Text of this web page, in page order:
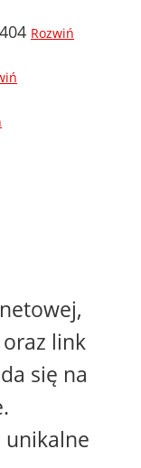
Rozwiń
link
się na
unikalne